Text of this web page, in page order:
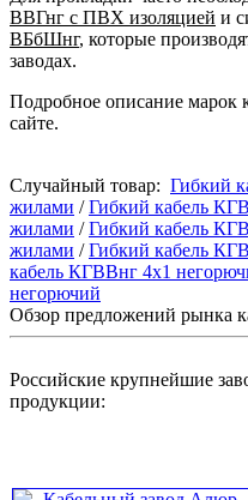
ВВГнг с ПВХ изоляцией и
ВБбШнг, которые
заводах.
Подробное описание марок
сайте.
Случайный товар: Гибкий
жилами /Гибкий кабель
жилами /Гибкий кабель
жилами /Гибкий кабель
кабель КГВВнг 4х1
негорючий
Обзор предложений рынка
Российские крупнейшие
продукции: